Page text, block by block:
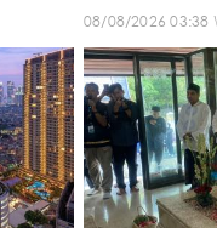
08/08/2026 03:38